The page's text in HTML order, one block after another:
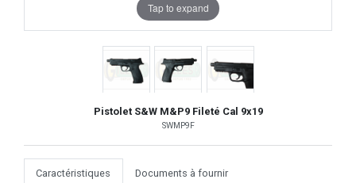
Tap to expand
Pistolet S&W M&P9 Fileté Cal 9x19
SWMP9F
Caractéristiques Documents à fournir